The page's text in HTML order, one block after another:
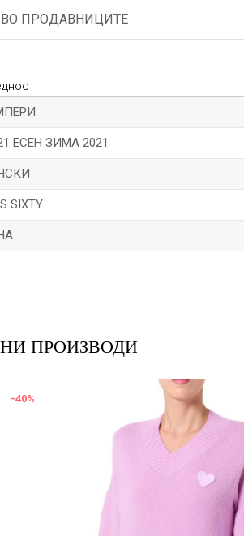
ПРОДАВНИЦИТЕ
ЕСЕН ЗИМА 2021
SIXTY
ПРОИЗВОДИ
-40%